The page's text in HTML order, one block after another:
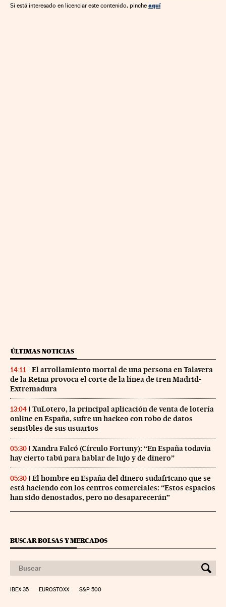
Mercados financieros Internet Empresas Comercio
Si está interesado en licenciar este contenido, pinche aquí
ÚLTIMAS NOTICIAS
14:11
El arrollamiento mortal de una persona en Talavera
de la Reina provoca el corte de la línea de tren Madrid-
Extremadura
13:04
TuLotero, la principal aplicación de venta de lotería
online en España, sufre un hackeo con robo de datos
sensibles de sus usuarios
05:30
Xandra Falcó (Círculo Fortuny): “En España todavía
hay cierto tabú para hablar de lujo y de dinero”
05:30
El hombre en España del dinero sudafricano que se
está haciendo con los centros comerciales: “Estos espacios
han sido denostados, pero no desaparecerán”
BUSCAR BOLSAS Y MERCADOS
IBEX 35 EUROSTOXX S&P 500